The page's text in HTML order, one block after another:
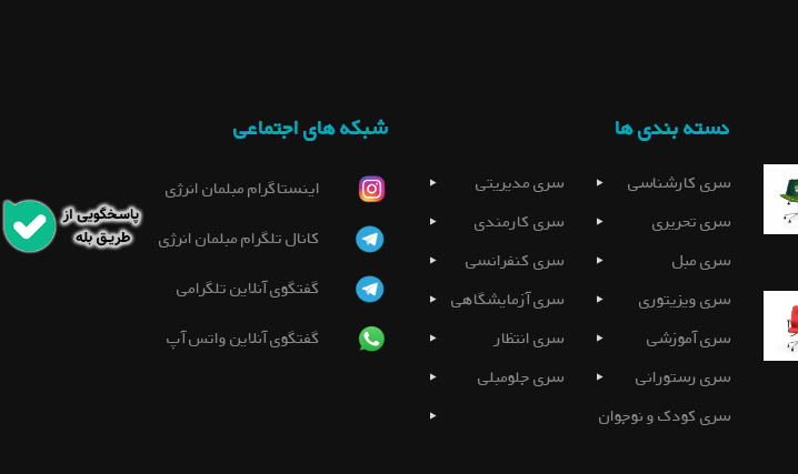
شبکه های اجتماعی
اینستاگرام مبلمان انرژی
کانال تلگرام مبلمان انرژی
گفتگوی آنلاین تلگرامی
گفتگوی آنلاین واتس آپ
دسته بندی ها
سری مدیریتی
سری کارشناسی
سری کارمندی
سری تحریری
سری کنفرانسی
سری مبل
سری آزمایشگاهی
سری ویزیتوری
سری انتظار
سری آموزشی
سری جلومبلی
سری رستورانی
سری کودک و نوجوان